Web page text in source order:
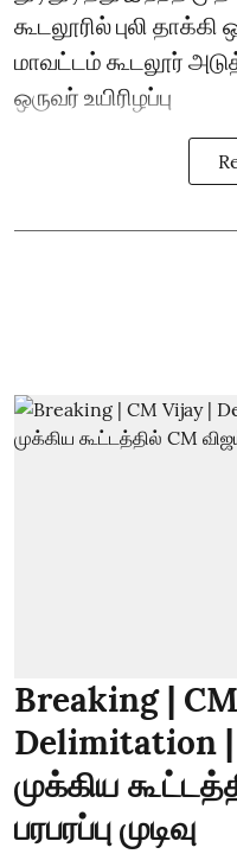
கூடலூரில் புலி தாக்கி
மாவட்டம் கூடலூர்
ஒருவர் உயிரிழப்பு
Breaking |
Delimitation
முக்கிய
பரபரப்பு முடிவு